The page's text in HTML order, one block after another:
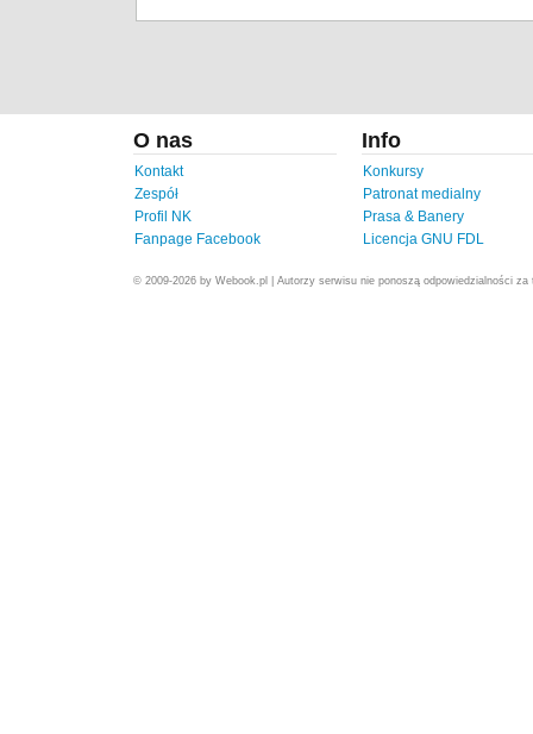
O nas
Kontakt
Zespół
Profil NK
Fanpage Facebook
Info
Konkursy
Patronat medialny
Prasa & Banery
Licencja GNU FDL
© 2009-2026 by Webook.pl | Autorzy serwisu nie ponoszą odpowiedzialności